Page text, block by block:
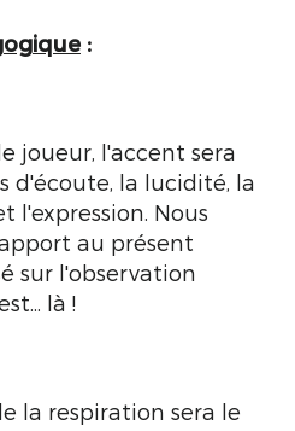
:
joueur, l'accent sera
d'écoute, la lucidité, la
l'expression. Nous
au présent
sur l'observation
là !
la respiration sera le